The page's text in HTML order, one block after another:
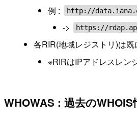
例 :
http://
-> https://
各RIR(地域レジストリ)は
※RIRはIPアドレスレン
WHOWAS : 過去のWHOIS